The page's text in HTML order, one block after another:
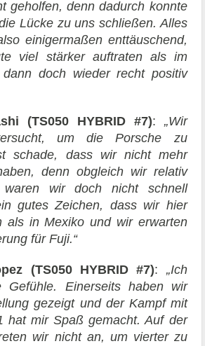
geholfen, denn dadurch konnte
Lücke zu uns schließen. Alles
einigermaßen enttäuschend,
viel stärker auftraten als im
doch wieder recht positiv
(TS050 HYBRID #7): „Wir
um die Porsche zu
schade, dass wir nicht mehr
denn obgleich wir relativ
waren wir doch nicht schnell
gutes Zeichen, dass wir hier
als in Mexiko und wir erwarten
für Fuji.“
(TS050 HYBRID #7): „Ich
Gefühle. Einerseits haben wir
gezeigt und der Kampf mit
hat mir Spaß gemacht. Auf der
wir nicht an, um vierter zu